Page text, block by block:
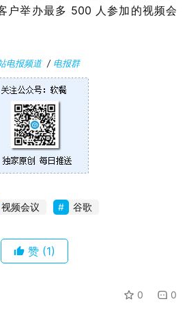
户举办最多 500 人参加的视频会
电报频道/ 电报群
视频会议 谷歌
赞 (1)
0 0